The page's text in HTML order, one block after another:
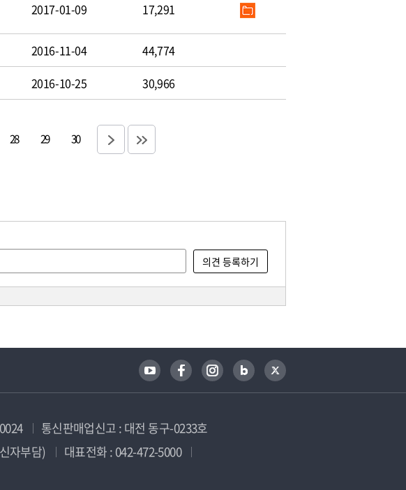
2017-01-09 17,291
2016-11-04
44,774
2016-10-25 30,966
28 29 30
통신판매업신고 : 대전 동구-0233호
자부담)
대표전화 : 042-472-5000